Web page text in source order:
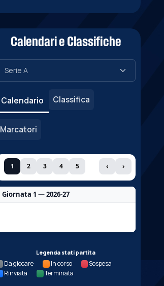
Calendari e Classifiche
Calendario Classifica
Marcatori
1 2 3 4 5 ‹ ›
Giornata 1 — 2026-27
Legenda stati partita
Da giocare In corso
Sospesa
Rinviata
Terminata